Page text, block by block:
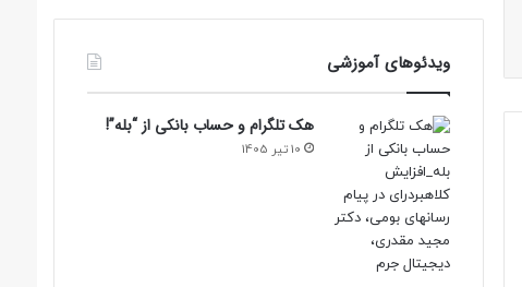
ویدئوهای آموزشی
هک تلگرام و حساب بانکی از “بله”!
10 تیر 1405